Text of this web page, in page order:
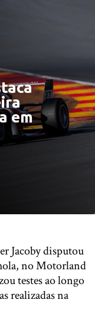
em
Jacoby disputou
no Motorland
testes ao longo
realizadas na